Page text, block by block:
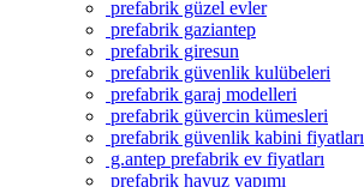
prefabrik güzel evler
prefabrik gaziantep
prefabrik giresun
prefabrik güvenlik kulübeleri
prefabrik garaj modelleri
prefabrik güvercin kümesleri
prefabrik güvenlik kabini fiyatları
g.antep prefabrik ev fiyatları
prefabrik havuz yapımı